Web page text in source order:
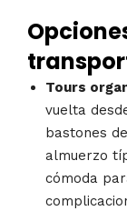
Tours
vuelta
bastones
almuerzo
cómoda